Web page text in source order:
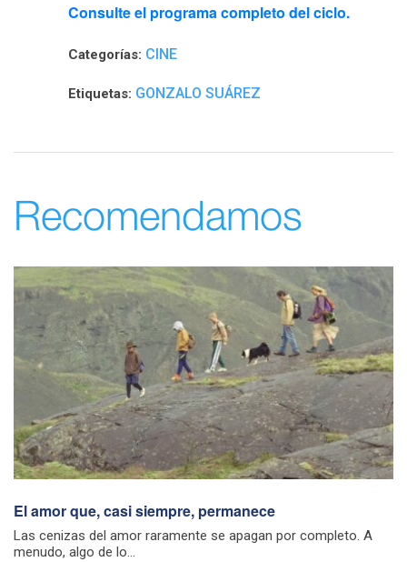
Consulte el programa completo del ciclo.
Categorías: CINE
Etiquetas: GONZALO SUÁREZ
Recomendamos
El amor que, casi siempre, permanece
Las cenizas del amor raramente se apagan por completo. A
menudo, algo de lo...